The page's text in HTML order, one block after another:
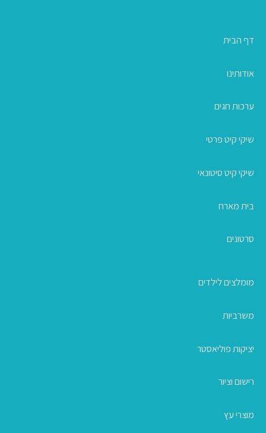
דף הבית
אודותינו
ערכות חגים
שיקי קיט פרטי
שיקי קיט סיטונאי
בית מארח
סרטונים
מומלצים לילדים
משרביות
יציקות פוליאסטר
רישום וציור
מוצרי עץ